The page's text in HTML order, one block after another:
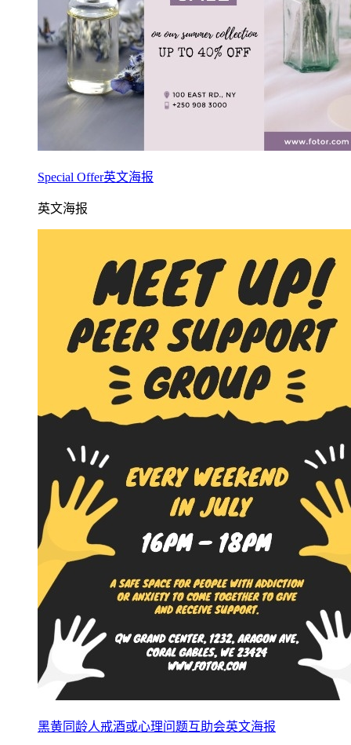
Special Offer英文海报
英文海报
黑黄同龄人戒酒或心理问题互助会英文海报